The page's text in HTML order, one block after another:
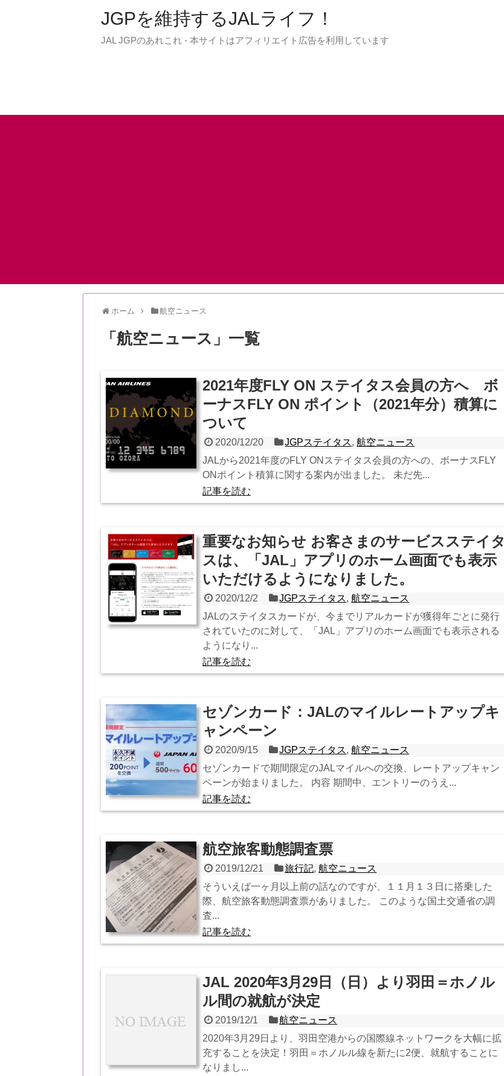
JGPを維持するJALライフ！
JAL JGPのあれこれ - 本サイトはアフィリエイト広告を利用しています
ホーム 航空ニュース
「 航空ニュース 」 一覧
2021年度FLY ON ステイタス会員の方へ ボ
ーナスFLY ON ポイント（2021年分）積算に
ついて
2020/12/20 JGPステイタス,航空ニュース
JALから2021年度のFLY ONステイタス会員の方への、ボーナスFLY
ONポイント積算に関する案内が出ました。 未だ先...
記事を読む
重要なお知らせ お客さまのサービスステイタ
スは、「JAL」アプリのホーム画面でも表示
いただけるようになりました。
2020/12/2 JGPステイタス,航空ニュース
JALのステイタスカードが、今までリアルカードが獲得年ごとに発行
されていたのに対して、「JAL」アプリのホーム画面でも表示される
ようになり...
記事を読む
セゾンカード：JALのマイルレートアップキ
ャンペーン
2020/9/15 JGPステイタス,航空ニュース
セゾンカードで期間限定のJALマイルへの交換、レートアップキャン
ペーンが始まりました。 内容 期間中、エントリーのうえ...
記事を読む
航空旅客動態調査票
2019/12/21 旅行記,航空ニュース
そういえば一ヶ月以上前の話なのですが、１１月１３日に搭乗した
際、航空旅客動態調査票がありました。 このような国土交通省の調
査...
記事を読む
JAL 2020年3月29日（日）より羽田＝ホノル
ル間の就航が決定
2019/12/1
航空ニュース
2020年3月29日より、羽田空港からの国際線ネットワークを大幅に拡
充することを決定！羽田＝ホノルル線を新たに2便、就航することに
なりまし...